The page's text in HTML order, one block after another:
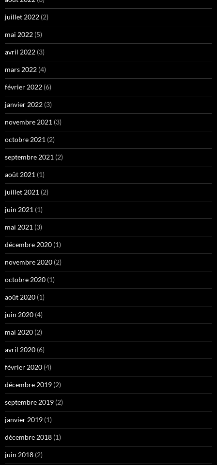
juillet 2022 (2)
mai 2022 (5)
avril 2022 (3)
mars 2022 (4)
février 2022 (6)
janvier 2022 (3)
novembre 2021 (3)
octobre 2021 (2)
septembre 2021 (2)
août 2021 (1)
juillet 2021 (2)
juin 2021 (1)
mai 2021 (3)
décembre 2020 (1)
novembre 2020 (2)
octobre 2020 (1)
août 2020 (1)
juin 2020 (4)
mai 2020 (2)
avril 2020 (6)
février 2020 (4)
décembre 2019 (2)
septembre 2019 (2)
janvier 2019 (1)
décembre 2018 (1)
juin 2018 (2)